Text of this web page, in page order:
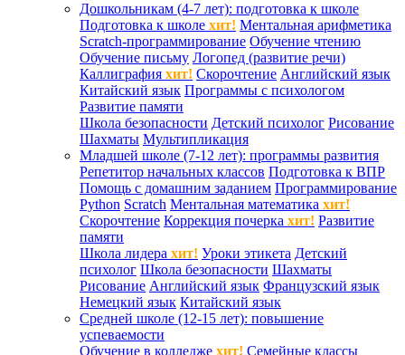
Дошкольникам (4-7 лет): подготовка к школе
Подготовка к школе хит! Ментальная арифметика
Scratch-программирование Обучение чтению
Обучение письму Логопед (развитие речи)
Каллиграфия хит! Скорочтение Английский язык
Китайский язык Программы с психологом
Развитие памяти
Школа безопасности Детский психолог Рисование
Шахматы Мультипликация
Младшей школе (7-12 лет): программы развития
Репетитор начальных классов Подготовка к ВПР
Помощь с домашним заданием Программирование
Python Scratch Ментальная математика хит!
Скорочтение Коррекция почерка хит! Развитие
памяти
Школа лидера хит! Уроки этикета Детский
психолог Школа безопасности Шахматы
Рисование Английский язык Французский язык
Немецкий язык Китайский язык
Средней школе (12-15 лет): повышение
успеваемости
Обучение в колледже хит! Семейные классы